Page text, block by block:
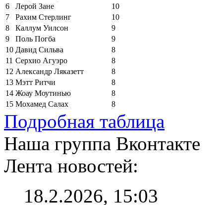
6
Лерой Зане
10
7
Рахим Стерлинг
10
8
Каллум Уилсон
9
9
Поль Погба
9
10 Давид Сильва
8
11 Серхио Агуэро
8
12 Александр Ляказетт
8
13 Мэтт Ритчи
8
14 Жоау Моутинью
8
15 Мохамед Салах 8
Подробная таблица
Наша группа Вконтакте
Лента новостей:
18.2.2026, 15:03